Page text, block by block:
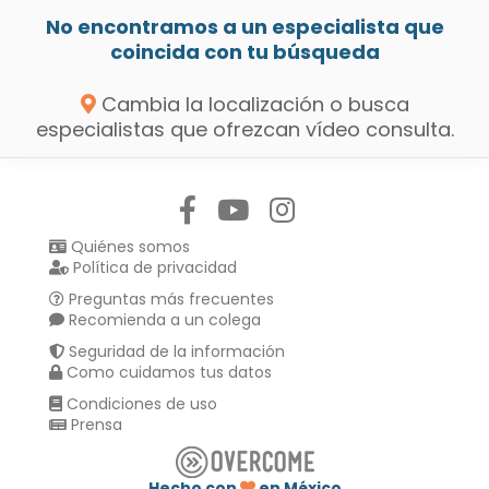
No encontramos a un especialista que
coincida con tu búsqueda
Cambia la localización o busca
especialistas que ofrezcan vídeo consulta.
Quiénes somos
Política de privacidad
Preguntas más frecuentes
Recomienda a un colega
Seguridad de la información
Como cuidamos tus datos
Condiciones de uso
Prensa